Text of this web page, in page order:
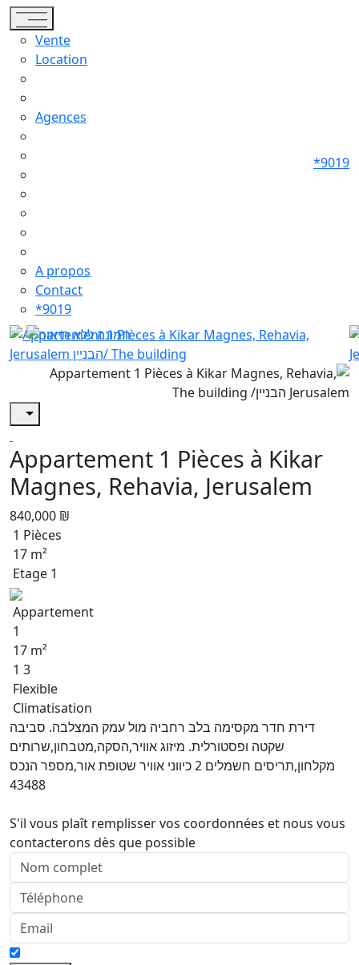
Toggle navigation
Vente
Location
Agences
A propos
Contact
*9019
*9019
Appartement 1 Pièces à Kikar
Magnes, Rehavia, Jerusalem
840,000 ₪
1 Pièces
17 m²
Etage 1
Appartement
1
17 m²
1 3
Flexible
Climatisation
דירת חדר מקסימה בלב רחביה מול עמק המצלבה. סביבה
שקטה ופסטורלית. מיזוג אוויר,הסקה,מטבחון,שרותים
מקלחון,תריסים חשמלים 2 כיווני אוויר שטופת אור,מספר הנכס
43488
S'il vous plaît remplisser vos coordonnées et nous vous
contacterons dès que possible